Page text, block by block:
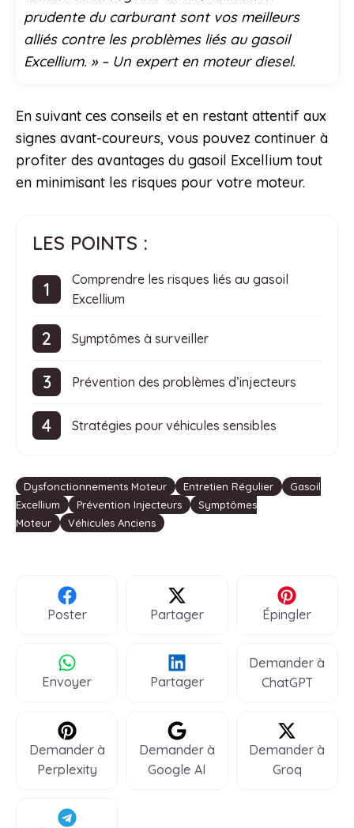
prudente du carburant sont vos meilleurs
alliés contre les problèmes liés au gasoil
Excellium. » – Un expert en moteur diesel.
En suivant ces conseils et en restant attentif aux
signes avant-coureurs, vous pouvez continuer à
profiter des avantages du gasoil Excellium tout
en minimisant les risques pour votre moteur.
LES POINTS :
Comprendre les risques liés au gasoil
Excellium
Symptômes à surveiller
Prévention des problèmes d’injecteurs
Stratégies pour véhicules sensibles
Étiquettes
Dysfonctionnements Moteur Entretien Régulier
Gasoil
Excellium
Prévention Injecteurs
Symptômes
Moteur
Véhicules Anciens
Poster Partager Épingler
Envoyer Partager
Demander à
ChatGPT
Demander à
Perplexity
Demander à
Google AI
Demander à
Groq